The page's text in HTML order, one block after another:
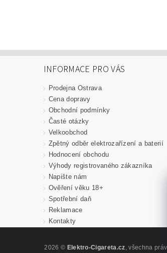
INFORMACE PRO VÁS
Prodejna Ostrava
Cena dopravy
Obchodní podmínky
Časté otázky
Velkoobchod
Zpětný odběr elektrozařízení a baterií
Hodnocení obchodu
Výhody registrovaného zákazníka
Napište nám
Ověření věku 18+
Spotřební daň
Reklamace
Kontakty
2026 © Elektro-Cigareta.cz , všechna